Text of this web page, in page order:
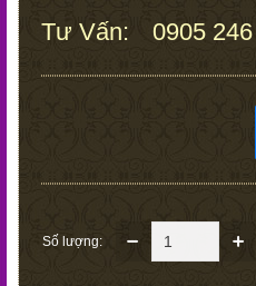
Tư Vấn: 0905
Số lượng: